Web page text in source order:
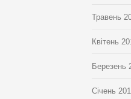
Травень
Квітень
Березень
Січень